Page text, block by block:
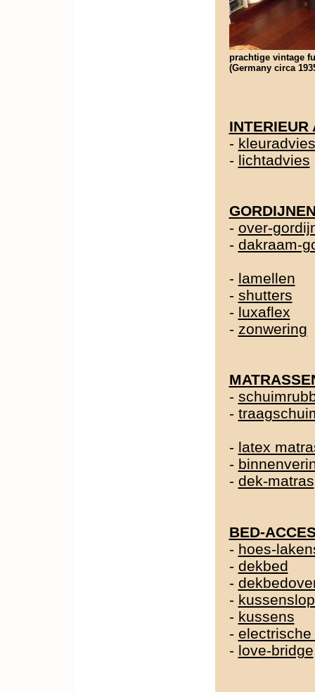
prachtige vintage
(Germany circa
INTERIEUR
- kleuradvies
- lichtadvies
- over-
- dakraam-
- lamellen
- shutters
- luxaflex
- zonwering
-
-
- latex
-
- dek-matras
BED-
- hoes-
- dekbed
-
-
- kussens
-
- love-bridge